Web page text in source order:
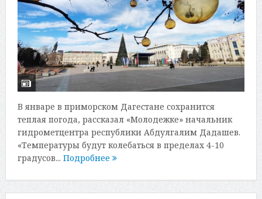
В январе в приморском Дагестане сохранится
теплая погода, рассказал «Молодежке» начальник
гидрометцентра республики Абдулгалим Дадашев.
«Температуры будут колебаться в пределах 4-10
градусов... Подробнее